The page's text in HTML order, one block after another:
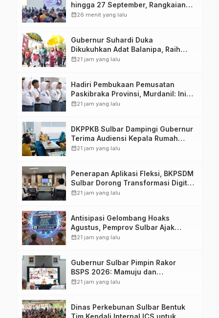
hingga 27 September, Rangkaian
HUT Sulbar
calendar_month26 menit yang lalu
Gubernur Suhardi Duka
Dikukuhkan Adat Balanipa, Raih
Gelar Sulo Tappidena
calendar_month21 jam yang lalu
Hadiri Pembukaan Pemusatan
Paskibraka Provinsi, Murdanil: Ini
Membentuk Karakter Hingga
calendar_month21 jam yang lalu
DKPPKB Sulbar Dampingi Gubernur
Terima Audiensi Kepala Rumah
Sakit TK. III Punggawa Malolo
calendar_month21 jam yang lalu
Penerapan Aplikasi Fleksi, BKPSDM
Sulbar Dorong Transformasi Digital
Sistem Kehadiran ASN
calendar_month21 jam yang lalu
Antisipasi Gelombang Hoaks
Agustus, Pemprov Sulbar Ajak
Warga Jaga Ruang Digital
calendar_month21 jam yang lalu
Gubernur Sulbar Pimpin Rakor
BSPS 2026: Mamuju dan
Pasangkayu Masih Nol Realisasi
calendar_month21 jam yang lalu
Dinas Perkebunan Sulbar Bentuk
Tim Kendali Internal ICS untuk